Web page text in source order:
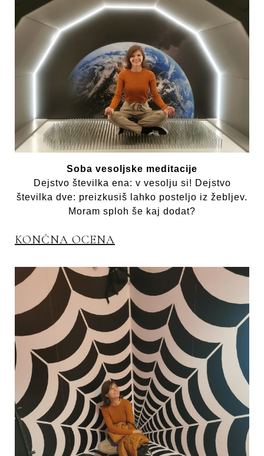
Soba vesoljske meditacije
Dejstvo številka ena: v vesolju si! Dejstvo
številka dve: preizkusiš lahko posteljo iz žebljev.
Moram sploh še kaj dodat?
KONČNA OCENA